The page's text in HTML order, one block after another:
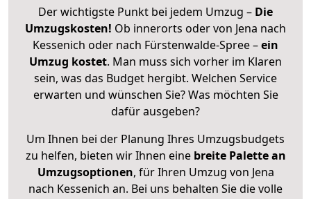
Der wichtigste Punkt bei jedem Umzug – Die
Umzugskosten! Ob innerorts oder von Jena nach
Kessenich oder nach Fürstenwalde-Spree –ein
Umzug kostet. Man muss sich vorher im Klaren
sein, was das Budget hergibt. Welchen Service
erwarten und wünschen Sie? Was möchten Sie
dafür ausgeben?
Um Ihnen bei der Planung Ihres Umzugsbudgets
zu helfen, bieten wir Ihnen eine breite Palette an
Umzugsoptionen, für Ihren Umzug von Jena
nach Kessenich an. Bei uns behalten Sie die volle